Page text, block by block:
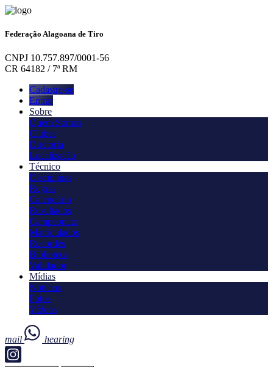
Federação Alagoana de Tiro
CNPJ 10.757.897/0001-56
CR 64182 / 7ª RM
Cadastre-se
Entrar
Sobre
Quem Somos
Clubes
Diretoria
Localização
Técnico
Disciplinas
Regras
Calendário
Resultados
Campeonato
Matriculados
Recordes
Biblioteca
Validador
Mídias
Notícias
Fotos
Vídeos
mail hearing